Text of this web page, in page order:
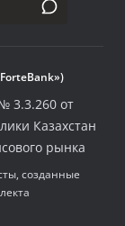
3.3.260 от
Казахстан
рынка
созданные